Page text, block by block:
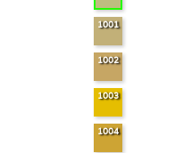
1001
1002
1003
1004